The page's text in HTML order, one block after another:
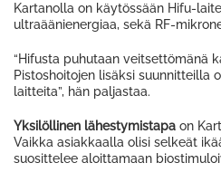
Kartanolla on käytössään Hifu-
ultraäänienergiaa, sekä RF-
“Hifusta puhutaan veitsettömänä
Pistoshoitojen lisäksi suunnitteilla
laitteita”, hän paljastaa.
Yksilöllinen lähestymistapa on
Vaikka asiakkaalla olisi selkeät
suosittelee aloittamaan